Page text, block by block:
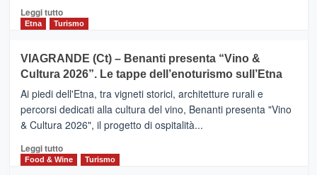
dati
di
Anche
la
Alcantara
nei
primi
nella
classifica
Leggi tuttoLeggi
di
IL
SAN
DOMENICO
PALACE
TAORMINA,
UN
HOTEL
FOUR
Etna Turismo
VIAGRANDE (Ct) – Benanti presenta “Vino &
Cultura 2026”. Le tappe dell’enoturismo sull’Etna
Ai piedi dell'Etna, tra vigneti storici, architetture rurali e
percorsi dedicati alla cultura del vino, Benanti presenta "Vino
& Cultura 2026", il progetto di ospitalità...
Leggi tuttoLeggi
di
Food & Wine Turismo